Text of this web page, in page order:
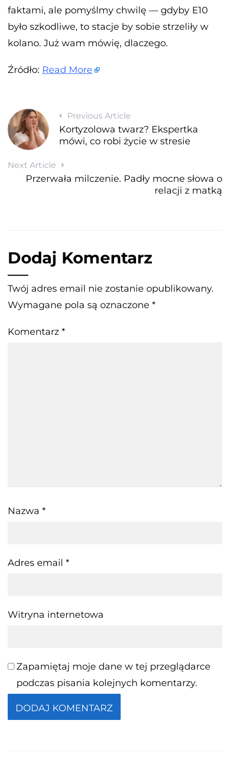
faktami, ale pomyślmy chwilę — gdyby E10
było szkodliwe, to stacje by sobie strzeliły w
kolano. Już wam mówię, dlaczego.
Źródło: Read More
Previous Article
Kortyzolowa twarz? Ekspertka
mówi, co robi życie w stresie
Next Article
Przerwała milczenie. Padły mocne słowa o
relacji z matką
Dodaj Komentarz
Twój adres email nie zostanie opublikowany.
Wymagane pola są oznaczone *
Komentarz *
Nazwa *
Adres email *
Witryna internetowa
Zapamiętaj moje dane w tej przeglądarce
podczas pisania kolejnych komentarzy.